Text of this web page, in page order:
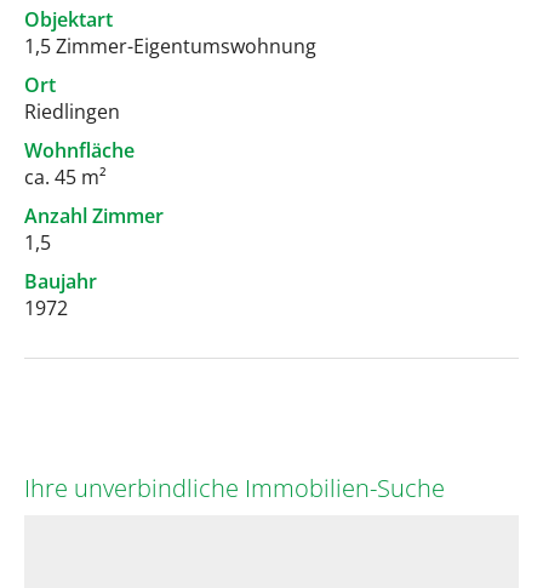
Objektart
1,5 Zimmer-Eigentumswohnung
Ort
Riedlingen
Wohnfläche
ca. 45 m²
Anzahl Zimmer
1,5
Baujahr
1972
Ihre unverbindliche Immobilien-Suche